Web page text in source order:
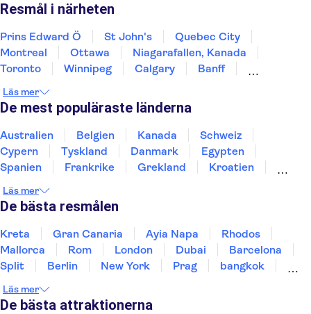
Resmål i närheten
Prins Edward Ö St John's
Quebec City
Montreal
Ottawa
Niagarafallen, Kanada
Toronto
Winnipeg Calgary
Banff
Vancouver
Läs mer
De mest populäraste länderna
Australien Belgien Kanada
Schweiz
Cypern
Tyskland Danmark
Egypten
Spanien
Frankrike Grekland
Kroatien
Sverige
Thailand
Läs mer
De bästa resmålen
Kreta Gran Canaria Ayia Napa
Rhodos
Mallorca
Rom London Dubai
Barcelona
Split
Berlin New York Prag
bangkok
Uppsala
Helsingborg
Läs mer
De bästa attraktionerna